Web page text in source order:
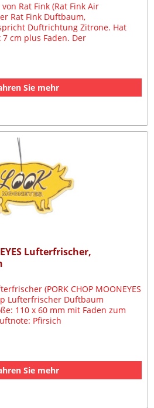
Rat Fink (Rat Fink Air
Rat Fink Duftbaum,
Duftrichtung Zitrone. Hat
cm plus Faden. Der
Sie mehr
Lufterfrischer,
(PORK CHOP MOONEYES
Lufterfrischer Duftbaum
110 x 60 mm mit Faden zum
Pfirsich
Sie mehr